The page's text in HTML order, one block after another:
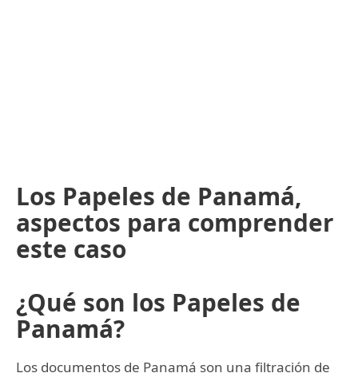
Los Papeles de Panamá,
aspectos para comprender
este caso
¿Qué son los Papeles de
Panamá?
Los documentos de Panamá son una filtración de